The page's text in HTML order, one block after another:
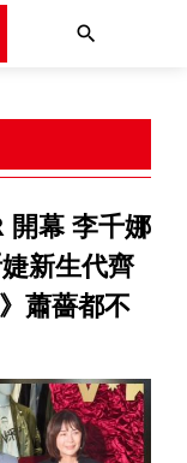
開幕 李千娜
新生代齊
蕭薔都不